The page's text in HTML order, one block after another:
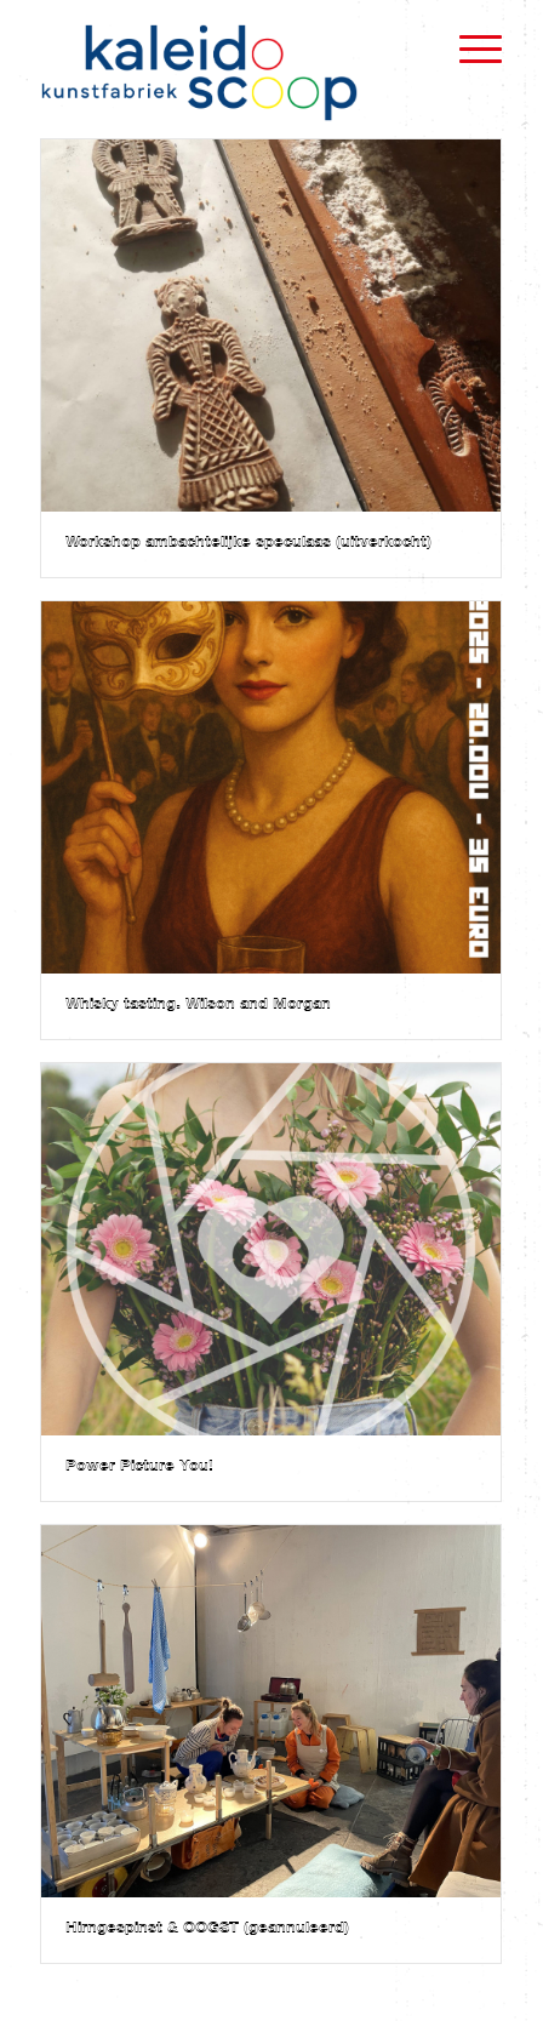
Workshop ambachtelijke speculaas (uitverkocht)
Whisky tasting. Wilson and Morgan
Power Picture You!
Hirngespinst & OOGST (geannuleerd)